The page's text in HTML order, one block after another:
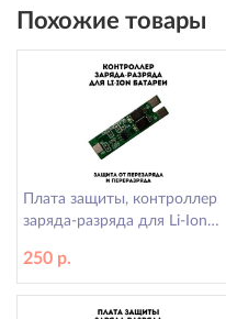
Похожие товары
Плата защиты, контроллер
заряда-разряда для Li-Ion
7,4В 2А
250 р.